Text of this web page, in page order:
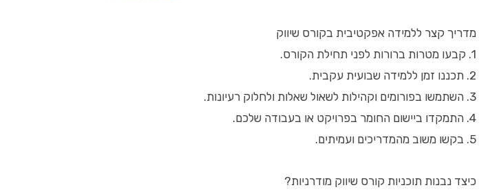
מדריך קצר ללמידה אפקטיבית בקורס שיווק
1. קבעו מטרות ברורות לפני תחילת הקורס.
2. תכננו זמן ללמידה שבועית עקבית.
3. השתמשו בפורומים וקהילות לשאול שאלות ולחלוק רעיונות.
4. התמקדו ביישום החומר בפרויקט או בעבודה שלכם.
5. בקשו משוב מהמדריכים ועמיתים.
כיצד נבנות תוכניות קורס שיווק מודרניות?